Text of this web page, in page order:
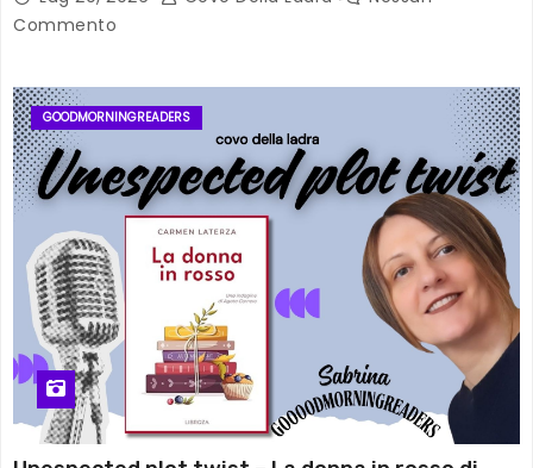
Commento
GOODMORNINGREADERS